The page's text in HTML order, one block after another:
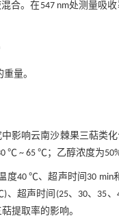
合。在547 nm处测量吸
重量。
影响云南沙棘果三萜类
℃ ~ 65 ℃；乙醇浓度为50%
40 ℃、超声时间30 min
、超声时间(25、30、35
提取率的影响。